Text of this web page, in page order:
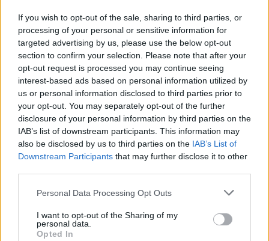
If you wish to opt-out of the sale, sharing to third parties, or
processing of your personal or sensitive information for
targeted advertising by us, please use the below opt-out
section to confirm your selection. Please note that after your
opt-out request is processed you may continue seeing
interest-based ads based on personal information utilized by
us or personal information disclosed to third parties prior to
your opt-out. You may separately opt-out of the further
disclosure of your personal information by third parties on the
IAB’s list of downstream participants. This information may
also be disclosed by us to third parties on the IAB’s List of
Downstream Participants that may further disclose it to other
Personal Data Processing Opt Outs
I want to opt-out of the Sharing of my
personal data.
Opted In